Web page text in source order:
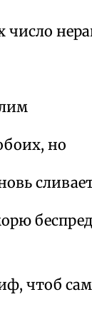
число
но
чтоб